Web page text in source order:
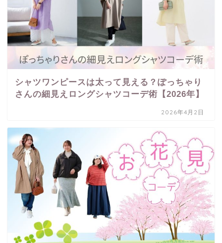
シャツワンピースは太って見える？ぽっちゃり
さんの細見えロングシャツコーデ術【2026年】
2026年4月2日